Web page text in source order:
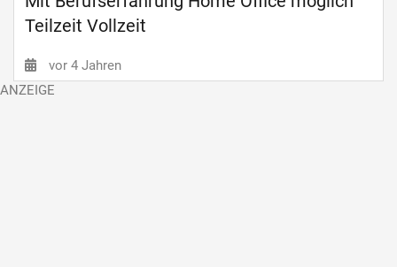
Teilzeit Vollzeit
vor 4 Jahren